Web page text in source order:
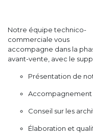
Notre équipe technico-
commerciale vous
accompagne dans la
avant-vente, avec le
Présentation de
Accompagnement
Conseil sur les
Élaboration et